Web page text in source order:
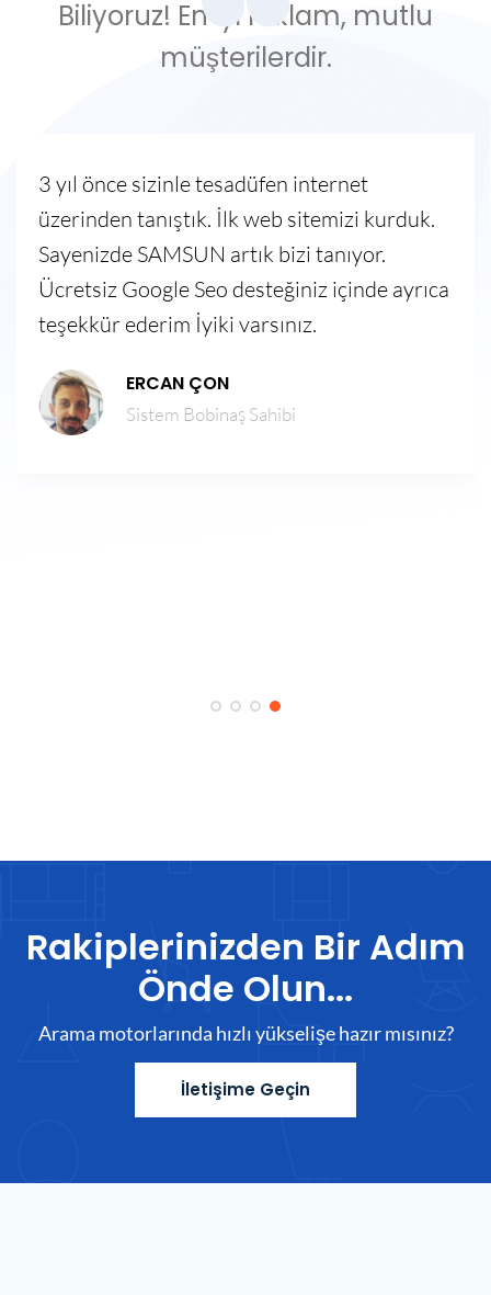
Biliyoruz! En iyi reklam, mutlu
müşterilerdir.
3 yıl önce sizinle tesadüfen internet
üzerinden tanıştık. İlk web sitemizi kurduk.
Sayenizde SAMSUN artık bizi tanıyor.
Ücretsiz Google Seo desteğiniz içinde ayrıca
teşekkür ederim İyiki varsınız.
ERCAN ÇON
Sistem Bobinaş Sahibi
Rakiplerinizden Bir Adım
Önde Olun...
Arama motorlarında hızlı yükselişe hazır mısınız?
İletişime Geçin